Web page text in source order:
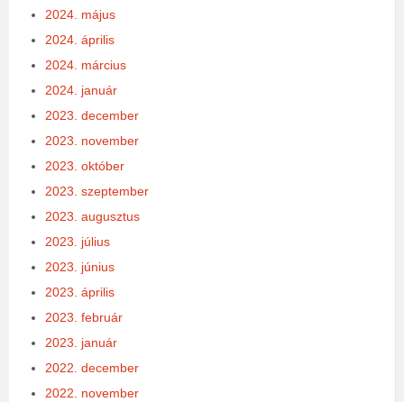
2024. május
2024. április
2024. március
2024. január
2023. december
2023. november
2023. október
2023. szeptember
2023. augusztus
2023. július
2023. június
2023. április
2023. február
2023. január
2022. december
2022. november